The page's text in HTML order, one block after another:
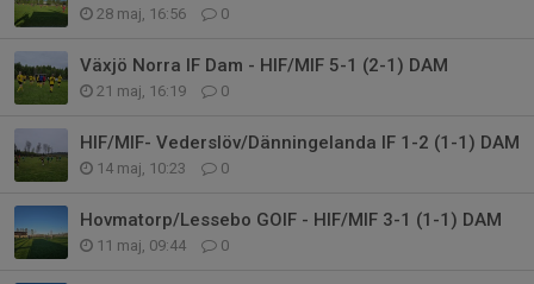
28 maj, 16:56 0
Växjö Norra IF Dam - HIF/MIF 5-1 (2-1) DAM
21 maj, 16:19 0
HIF/MIF- Vederslöv/Dänningelanda IF 1-2 (1-1) DAM
14 maj, 10:23 0
Hovmatorp/Lessebo GOIF - HIF/MIF 3-1 (1-1) DAM
11 maj, 09:44 0